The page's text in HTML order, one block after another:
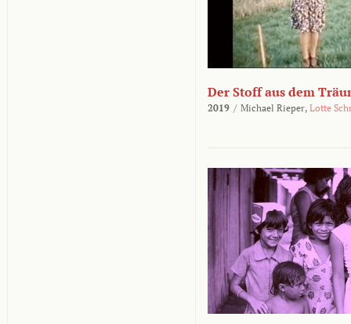
Der Stoff aus dem
2019 / Michael Rieper, Lotte